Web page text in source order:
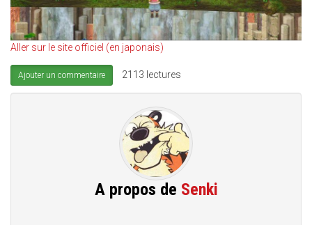
Aller sur le site officiel (en japonais)
Ajouter un commentaire 2113 lectures
A propos de Senki